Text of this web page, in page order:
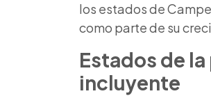
los estados de
como parte de su
Estados de
incluyente